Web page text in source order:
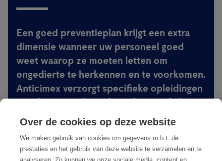
Een goed preventieplan krijgt een extra
dimensie wanneer uw personeel goed
weet waarop ze moeten letten om
ongedierte te herkennen en te voorkomen.
Anticimex verzorgt specifieke opleidingen
waarbij uw medewerkers de specifieke
aandachtspunten snel en makkelijk onder
de knie krijgen, zo blijven we samen de
plaagdieren een stap voor.
Over de cookies op deze website
We maken gebruik van cookies om gegevens m.b.t. de
prestaties en het gebruik van deze website te verzamelen en te